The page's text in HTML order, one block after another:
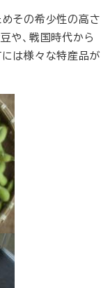
その希少性の高さ
や、戦国時代から
は様々な特産品が